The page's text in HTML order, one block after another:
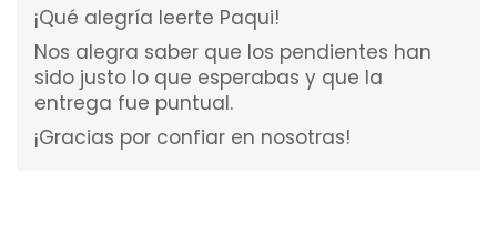
¡Qué alegría leerte Paqui!
Nos alegra saber que los pendientes han
sido justo lo que esperabas y que la
entrega fue puntual.
¡Gracias por confiar en nosotras!